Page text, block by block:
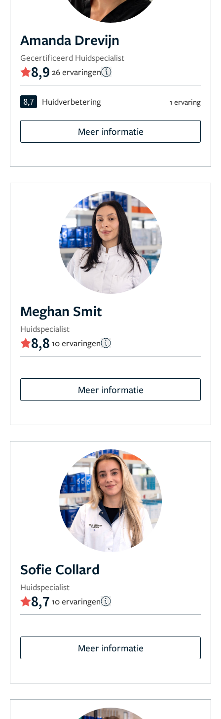
Amanda Drevijn
Gecertificeerd Huidspecialist
8,9 26 ervaringen
8,7 Huidverbetering 1 ervaring
Meer informatie
Meghan Smit
Huidspecialist
8,8 10 ervaringen
Meer informatie
Sofie Collard
Huidspecialist
8,7 10 ervaringen
Meer informatie